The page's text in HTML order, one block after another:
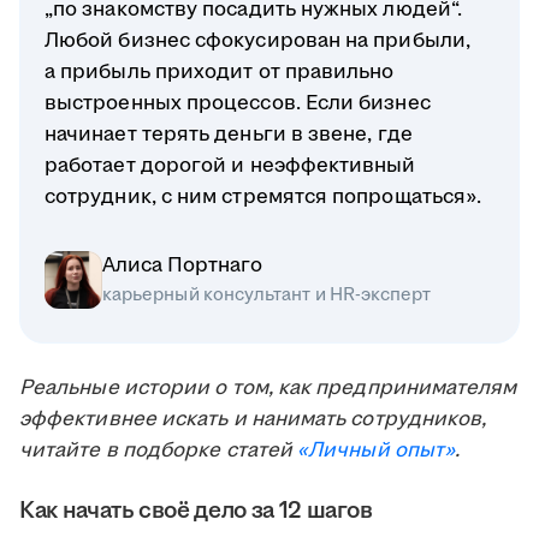
„по знакомству посадить нужных людей“.
Любой бизнес сфокусирован на прибыли,
а прибыль приходит от правильно
выстроенных процессов. Если бизнес
начинает терять деньги в звене, где
работает дорогой и неэффективный
сотрудник, с ним стремятся попрощаться».
Алиса Портнаго
карьерный консультант и HR-эксперт
Реальные истории о том, как предпринимателям
эффективнее искать и нанимать сотрудников,
читайте в подборке статей«Личный опыт».
Как начать своё дело за 12 шагов